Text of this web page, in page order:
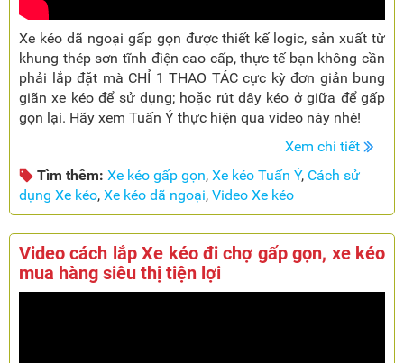
Xe kéo dã ngoại gấp gọn được thiết kế logic, sản xuất từ
khung thép sơn tĩnh điện cao cấp, thực tế bạn không cần
phải lắp đặt mà CHỈ 1 THAO TÁC cực kỳ đơn giản bung
giãn xe kéo để sử dụng; hoặc rút dây kéo ở giữa để gấp
gọn lại. Hãy xem Tuấn Ý thực hiện qua video này nhé!
Xem chi tiết
Tìm thêm: Xe kéo gấp gọn, Xe kéo Tuấn Ý, Cách sử
dụng Xe kéo, Xe kéo dã ngoại, Video Xe kéo
Video cách lắp Xe kéo đi chợ gấp gọn, xe kéo
mua hàng siêu thị tiện lợi